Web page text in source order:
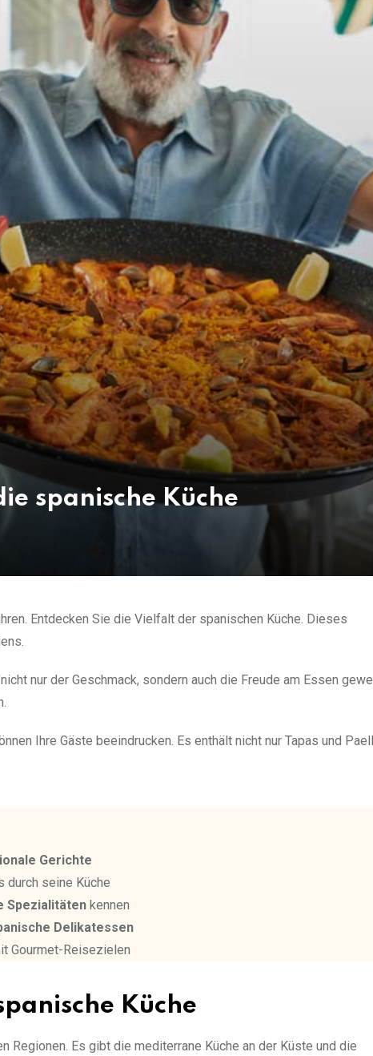
spanische Küche
Entdecken Sie die Vielfalt der spanischen Küche. Dieses
nur der Geschmack, sondern auch die Freude am Essen
Ihre Gäste beeindrucken. Es enthält nicht nur Tapas und
Gerichte
durch seine Küche
Spezialitäten kennen
Delikatessen
Gourmet-Reisezielen
Küche
Es gibt die mediterrane Küche an der Küste und die